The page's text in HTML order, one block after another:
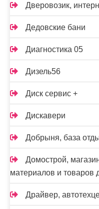
Дверовозик,
Дедовские бани
Диагностика 05
Дизель56
Диск сервис +
Дискавери
Добрыня, база
Домострой,
материалов и товаров
Драйвер,